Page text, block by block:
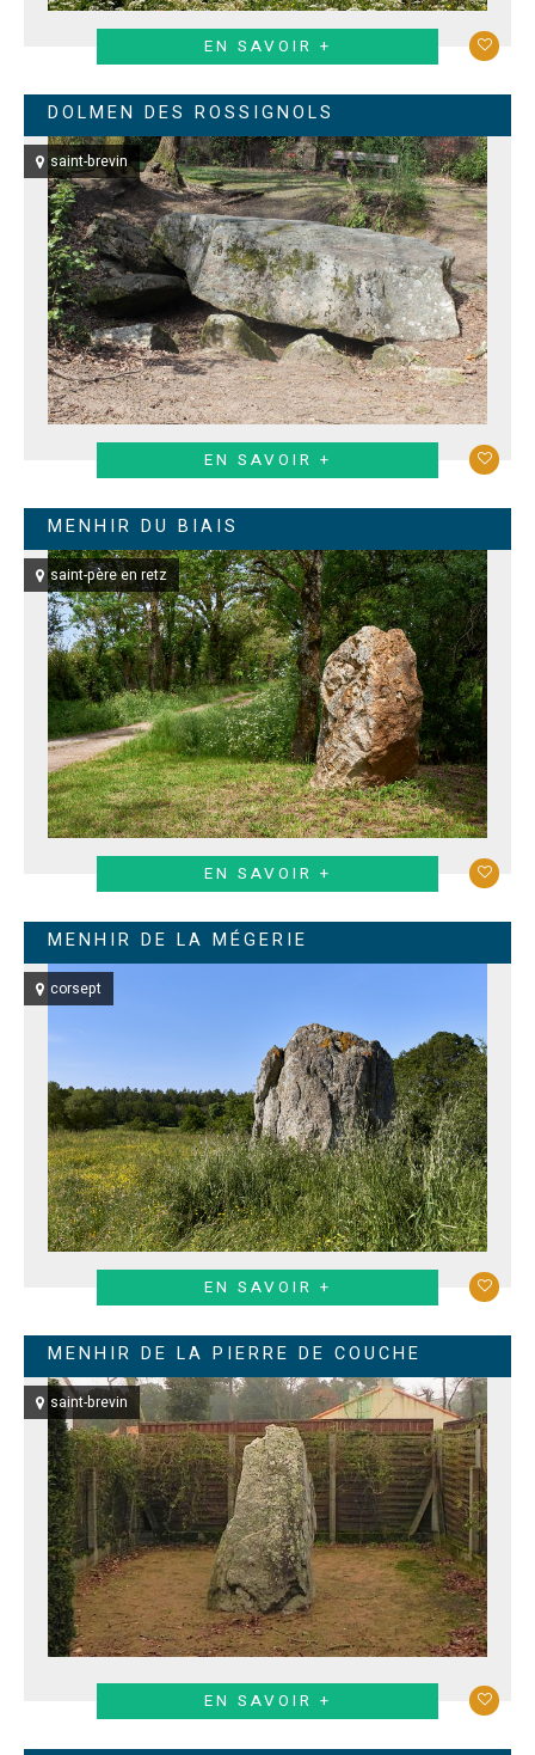
EN SAVOIR +
DOLMEN DES ROSSIGNOLS
saint-brevin
EN SAVOIR +
MENHIR DU BIAIS
saint-père en retz
EN SAVOIR +
MENHIR DE LA MÉGERIE
corsept
EN SAVOIR +
MENHIR DE LA PIERRE DE COUCHE
saint-brevin
EN SAVOIR +